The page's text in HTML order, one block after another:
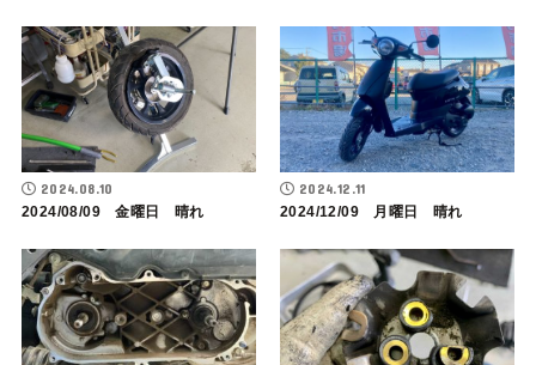
2024.08.10
2024/08/09 金曜日 晴れ
2024.12.11
2024/12/09 月曜日 晴れ